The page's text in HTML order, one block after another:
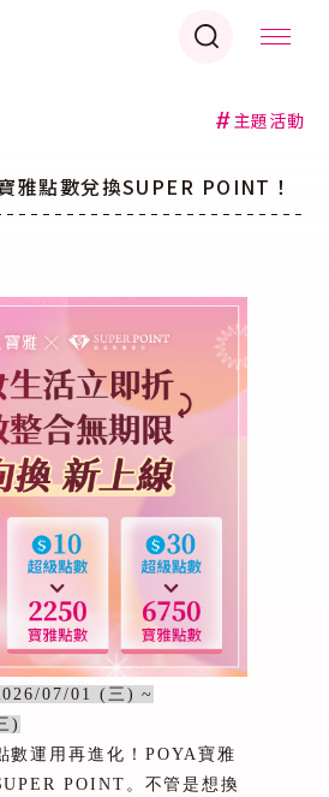
#主題活動
雅點數兌換SUPER POINT！
07/01 ( 三 ) ~
)
數運用再進化！ POYA 寶雅
POINT 。不管是想換